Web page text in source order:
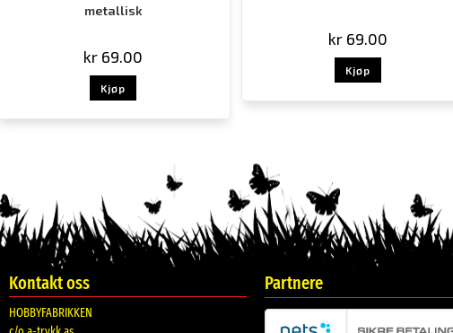
metallisk
kr 69.00
Kjøp
kr 69.00
Kjøp
Kontakt oss
HOBBYFABRIKKEN
Partnere